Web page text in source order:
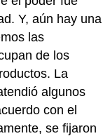
Y, aún hay una
las
de los
La
algunos
con el
se fijaron